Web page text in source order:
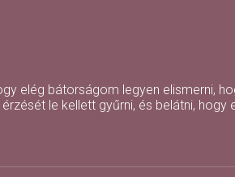
elég bátorságom legyen elismerni,
le kellett gyűrni, és belátni, hogy